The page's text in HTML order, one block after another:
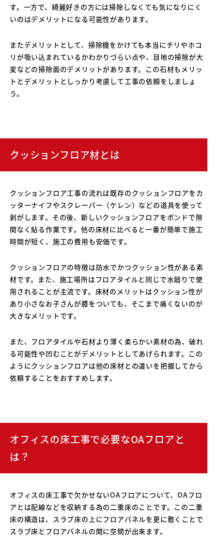
す。一方で、綺麗好きの方には掃除しなくても気になりにく
いのはデメリットになる可能性があります。
またデメリットとして、掃除機をかけても本当にチリやホコ
リが吸い込まれているかわかりづらい点や、目地の掃除が大
変などの掃除面のデメリットがあります。この石材もメリッ
トとデメリットとしっかり考慮して工事の依頼をしましょ
う。
クッションフロア材とは
クッションフロア工事の流れは既存のクッションフロアをカ
ッターナイフやスクレーパー（ケレン）などの道具を使って
剥がします。その後、新しいクッションフロアをボンドで隙
間なく貼る作業です。他の床材に比べると一番が簡単で施工
時間が短く、施工の費用も安価です。
クッションフロアの特徴は防水でかつクッション性がある素
材です。また、施工場所はフロアタイルと同じで水廻りで使
用されることが主流です。床材のメリットはクッション性が
あり小さなお子さんが膝をついても、そこまで痛くないのが
大きなメリットです。
また、フロアタイルや石材より薄く柔らかい素材の為、破れ
る可能性や凹むことがデメリットとしてあげられます。この
ようにクッションフロアは他の床材との違いを把握してから
依頼することをおすすめします。
オフィスの床工事で必要なOAフロアと
は？
オフィスの床工事で欠かせないOAフロアについて、OAフロ
アとは配線などを収納する為の二重床のことです。この二重
床の構造は、スラブ床の上にフロアパネルを更に敷くことで
スラブ床とフロアパネルの間に空間が出来ます。